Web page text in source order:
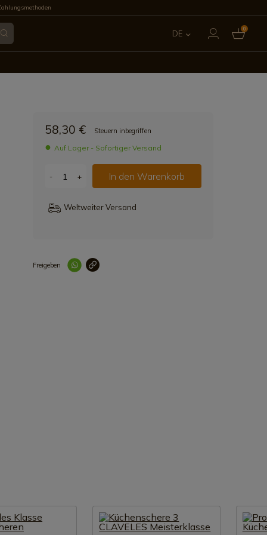
PT
DE 0
58,30 € Steuern inbegriffen
Auf Lager - Sofortiger Versand
- + In den Warenkorb
Weltweiter Versand
Freigeben